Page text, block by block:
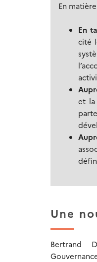
En
En
cité
et la
Une
Bertrand